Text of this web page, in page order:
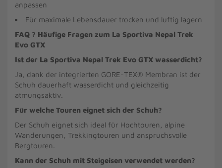
anpassen
Für maximale Lebensdauer trocken und luftig lagern
FAQ ? Häufige Fragen zum La Sportiva Nepal Trek
Evo GTX
Ist der La Sportiva Nepal Trek Evo GTX wasserdicht?
Ja, dank der integrierten GORE-TEX® Membran ist der
Schuh dauerhaft wasserdicht und gleichzeitig
atmungsaktiv.
Für welche Touren eignet sich der Schuh?
Der Schuh eignet sich ideal für Hochtouren, alpine
Wanderungen, Trekkingtouren und anspruchsvolle
Bergtouren.
Kann der Schuh mit Steigeisen verwendet werden?